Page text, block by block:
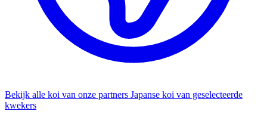
Bekijk alle koi van onze partners Japanse koi van geselecteerde
kwekers